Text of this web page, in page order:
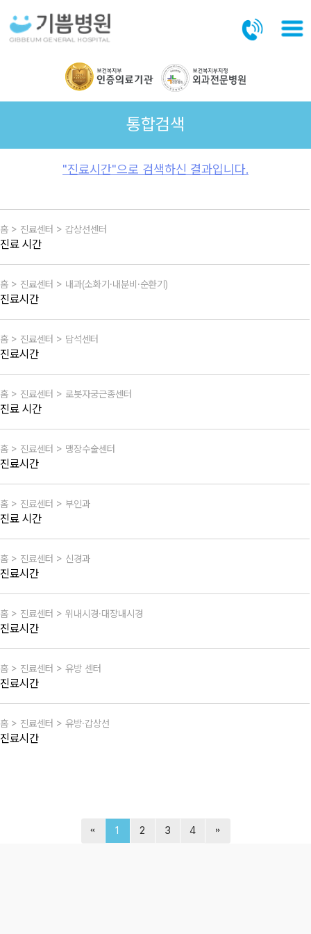
통합검색
"진료시간"으로 검색하신 결과입니다.
홈 > 진료센터 > 갑상선센터
진료 시간
홈 > 진료센터 > 내과(소화기·내분비·순환기)
진료시간
홈 > 진료센터 > 담석센터
진료시간
홈 > 진료센터 > 로봇자궁근종센터
진료 시간
홈 > 진료센터 > 맹장수술센터
진료시간
홈 > 진료센터 > 부인과
진료 시간
홈 > 진료센터 > 신경과
진료시간
홈 > 진료센터 > 위내시경·대장내시경
진료시간
홈 > 진료센터 > 유방 센터
진료시간
홈 > 진료센터 > 유방·갑상선
진료시간
1 2 3 4